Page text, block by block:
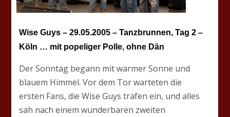
Wise Guys – 29.05.2005 – Tanzbrunnen, Tag 2 –
Köln … mit popeliger Polle, ohne Dän
Der Sonntag begann mit warmer Sonne und
blauem Himmel. Vor dem Tor warteten die
ersten Fans, die Wise Guys trafen ein, und alles
sah nach einem wunderbaren zweiten